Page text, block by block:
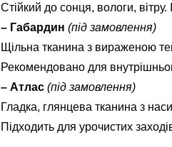
Стійкий до сонця, вологи,
– Габардин (під замовлення)
Щільна тканина з вираженою
Рекомендовано для
– Атлас (під замовлення)
Гладка, глянцева тканина з
Підходить для урочистих